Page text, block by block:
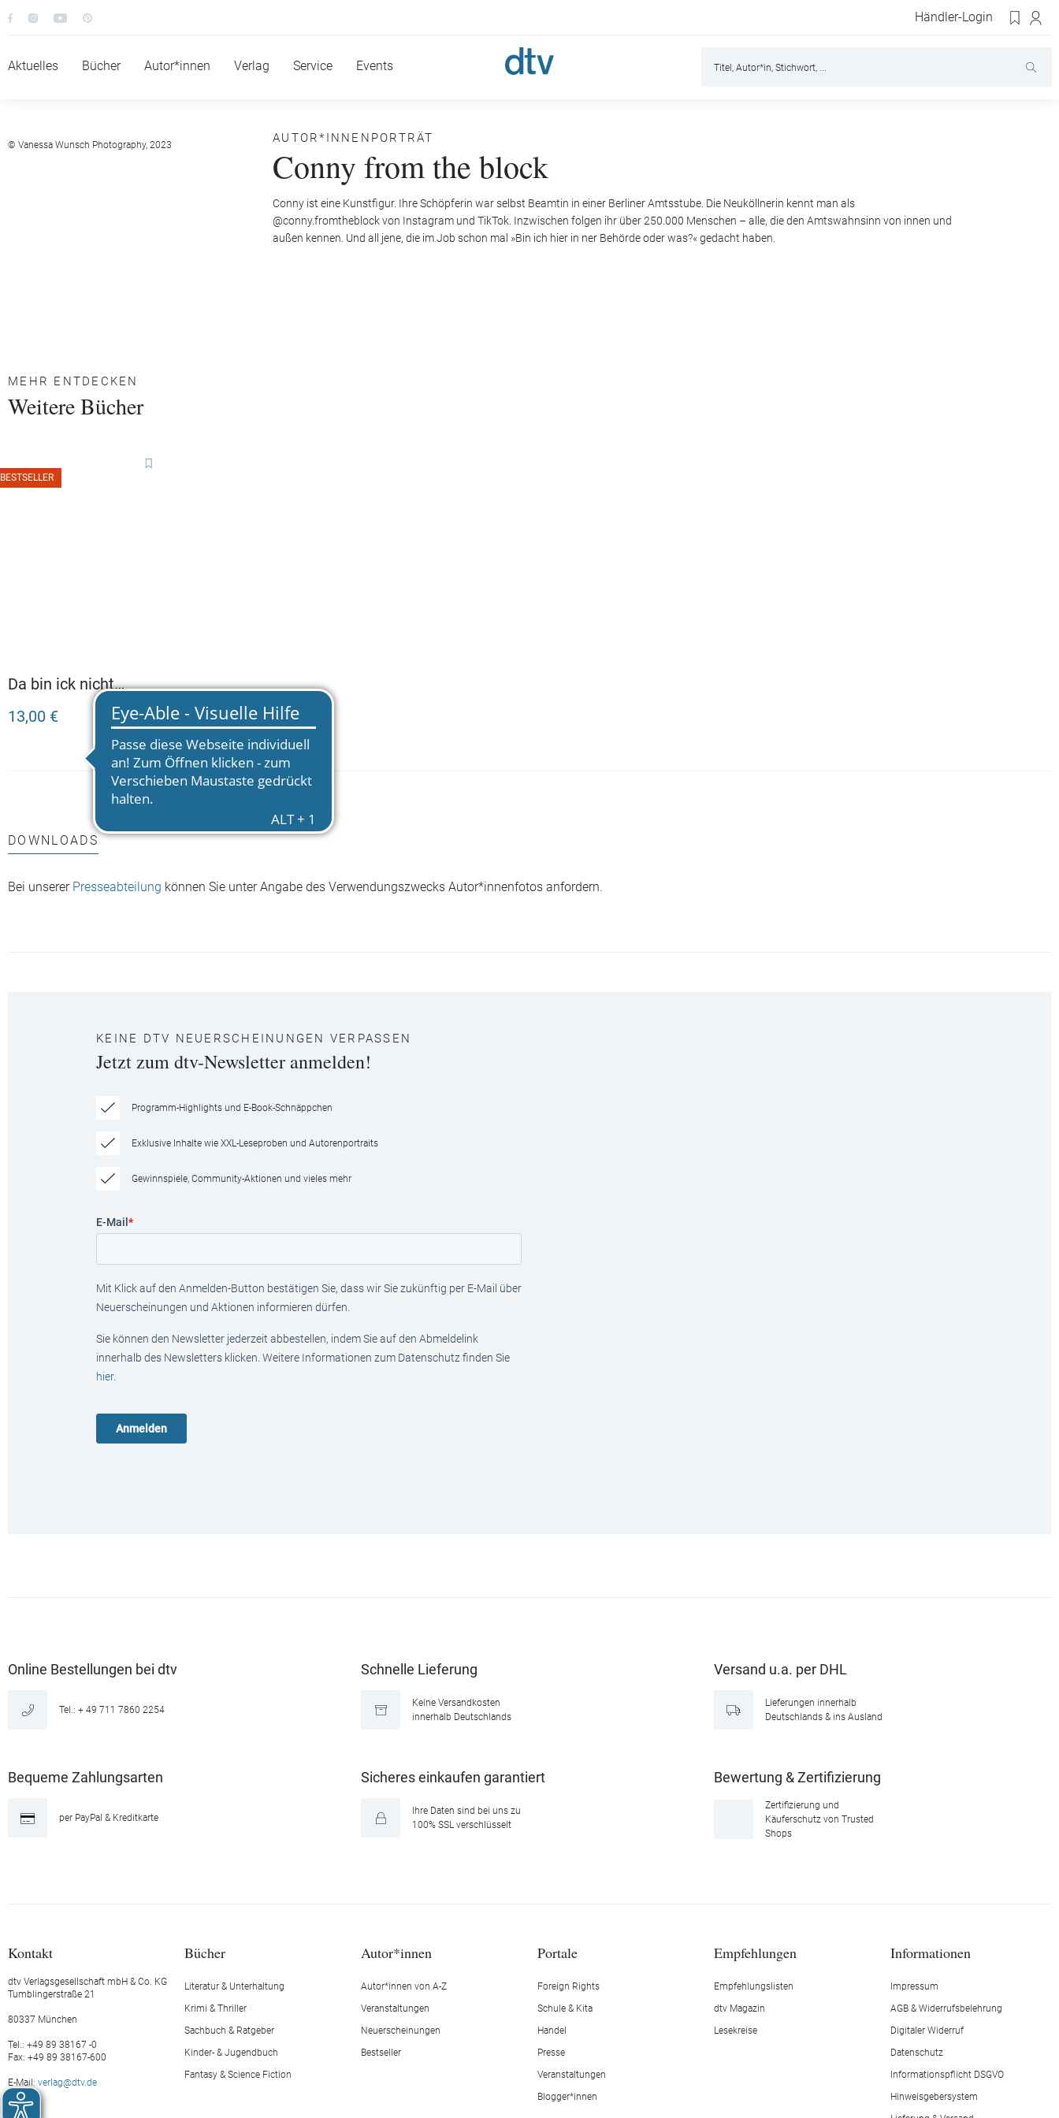
Händler-Login
Aktuelles Bücher Autor*innen Verlag Service Events
© Vanessa Wunsch Photography, 2023 AUTOR*INNENPORTRÄT
Conny from the block
Conny ist eine Kunstfigur. Ihre Schöpferin war selbst Beamtin in einer Berliner Amtsstube. Die Neuköllnerin kennt man als
@conny.fromtheblock von Instagram und TikTok. Inzwischen folgen ihr über 250.000 Menschen – alle, die den Amtswahnsinn von innen und
außen kennen. Und all jene, die im Job schon mal »Bin ich hier in ner Behörde oder was?« gedacht haben.
MEHR ENTDECKEN
Weitere Bücher
BESTSELLER
Da bin ick nicht
zuständig, Mausi
13,00 €
DOWNLOADS
Bei unserer Presseabteilung können Sie unter Angabe des Verwendungszwecks Autor*innenfotos anfordern.
KEINE DTV NEUERSCHEINUNGEN VERPASSEN
Jetzt zum dtv-Newsletter anmelden!
Programm-Highlights und E-Book-Schnäppchen
Exklusive Inhalte wie XXL-Leseproben und Autorenportraits
Gewinnspiele, Community-Aktionen und vieles mehr
E-Mail *
Mit Klick auf den Anmelden-Button bestätigen Sie, dass wir Sie zukünftig per E-Mail über
Neuerscheinungen und Aktionen informieren dürfen.
Sie können den Newsletter jederzeit abbestellen, indem Sie auf den Abmeldelink
innerhalb des Newsletters klicken. Weitere Informationen zum Datenschutz finden Sie
hier.
Online Bestellungen bei dtv
Tel.: + 49 711 7860 2254
Schnelle Lieferung
Keine Versandkosten
innerhalb Deutschlands
Versand u.a. per DHL
Lieferungen innerhalb
Deutschlands & ins Ausland
Bequeme Zahlungsarten
per PayPal & Kreditkarte
Sicheres einkaufen garantiert
Ihre Daten sind bei uns zu
100% SSL verschlüsselt
Bewertung & Zertifizierung
Zertifizierung und
Käuferschutz von Trusted
Shops
Kontakt
dtv Verlagsgesellschaft mbH & Co. KG
Tumblingerstraße 21
80337 München
Tel.: +49 89 38167 -0
Fax: +49 89 38167-600
E-Mail: verlag@dtv.de
Bücher
Literatur & Unterhaltung
Krimi & Thriller
Sachbuch & Ratgeber
Kinder- & Jugendbuch
Fantasy & Science Fiction
Autor*innen
Autor*innen von A-Z
Veranstaltungen
Neuerscheinungen
Bestseller
Portale
Foreign Rights
Schule & Kita
Handel
Presse
Veranstaltungen
Blogger*innen
Empfehlungen
Empfehlungslisten
dtv Magazin
Lesekreise
Informationen
Impressum
AGB & Widerrufsbelehrung
Digitaler Widerruf
Datenschutz
Informationspflicht DSGVO
Hinweisgebersystem